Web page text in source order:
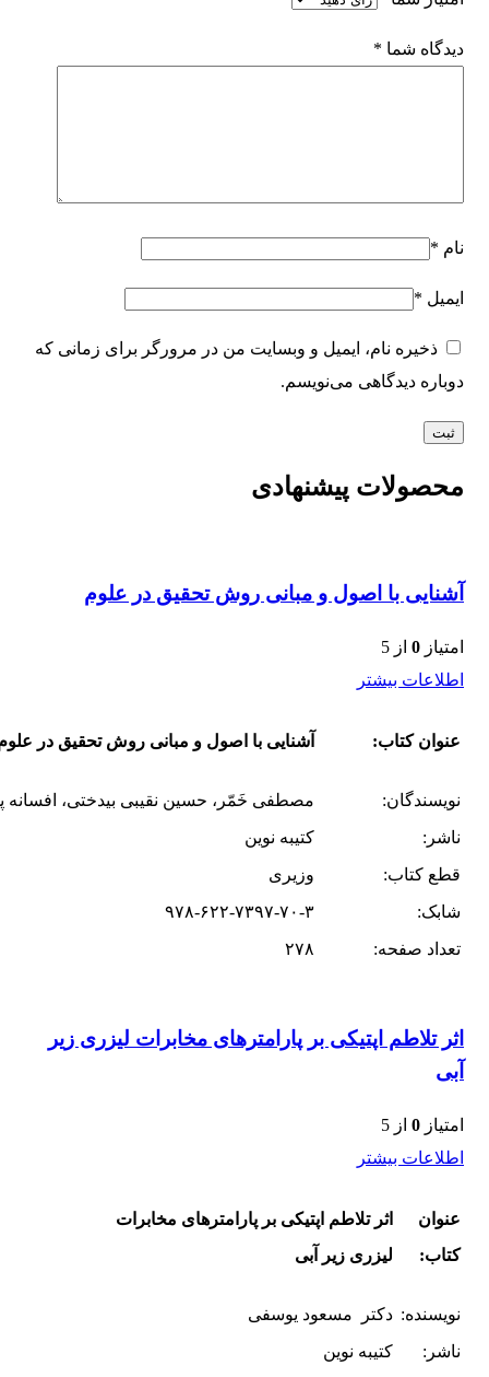
دیدگاه شما *
نام *
ایمیل *
ذخیره نام، ایمیل و وبسایت من در مرورگر برای زمانی که
دوباره دیدگاهی می‌نویسم.
محصولات پیشنهادی
آشنایی با اصول و مبانی روش تحقیق در علوم
امتیاز 0 از 5
اطلاعات بیشتر
عنوان کتاب: آشنایی با اصول و مبانی روش تحقیق در
نویسندگان:
مصطفی خَمّر، حسین نقیبی بیدختی، افسانه
ناشر:
کتیبه نوین
قطع کتاب:
وزیری
شابک:
۹۷۸-۶۲۲-۷۳۹۷-۷۰-۳
تعداد صفحه:
۲۷۸
اثر تلاطم اپتیکی بر پارامترهای مخابرات لیزری زیر
آبی
امتیاز 0 از 5
اطلاعات بیشتر
عنوان
کتاب:
اثر تلاطم اپتیکی بر پارامترهای مخابرات
لیزری زیر آبی
نویسنده: دکتر مسعود یوسفی
ناشر:
کتیبه نوین